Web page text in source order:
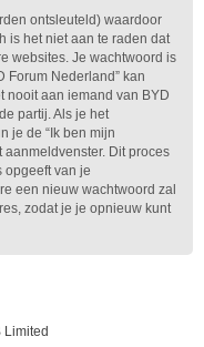
ontsleuteld) waardoor
is het niet aan te raden dat
websites. Je wachtwoord is
Forum Nederland” kan
nooit aan iemand van BYD
partij. Als je het
je de “Ik ben mijn
Dit proces
opgeeft van je
een nieuw wachtwoord zal
zodat je je opnieuw kunt